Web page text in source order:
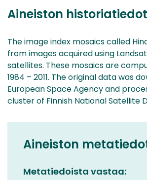
Aineiston historiatiedot
The image index mosaics called
from images acquired using
satellites. These mosaics are
1984 – 2011. The original data was
European Space Agency and
cluster of Finnish National Satellite
Aineiston
Metatiedoista vastaa: